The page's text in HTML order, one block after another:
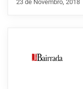
23 de Novembro, 2018